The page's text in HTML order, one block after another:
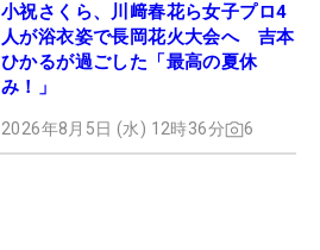
小祝さくら、川﨑春花ら女子プロ4
人が浴衣姿で長岡花火大会へ 吉本
ひかるが過ごした「最高の夏休
み！」
2026年8月5日 (水) 12時36分 6